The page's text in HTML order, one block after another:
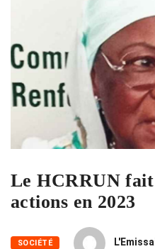
Le HCRRUN
actions en 2023
SOCIÉTÉ